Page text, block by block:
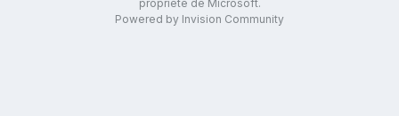
propriété de Microsoft.
Powered by Invision Community